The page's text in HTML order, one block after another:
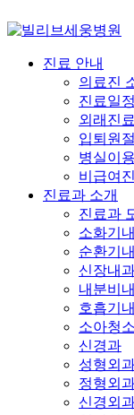
진료 안내
의료진
진료일
외래진
입퇴원
병실이용
비급여
진료과 소개
진료과
소화기
순환기
신장내
내분비
호흡기
소아청
신경과
성형외
정형외
신경외